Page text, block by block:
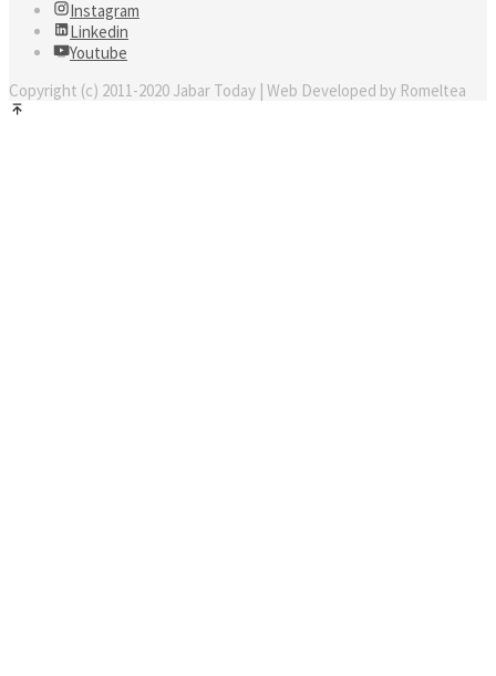
Instagram
Linkedin
Youtube
Copyright (c) 2011-2020 Jabar Today | Web Developed by Romeltea